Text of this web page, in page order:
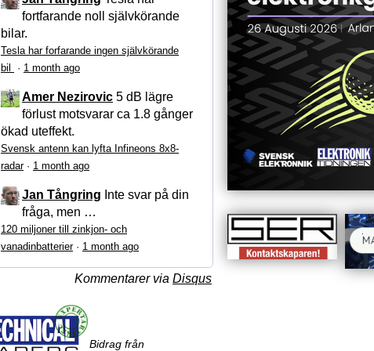
fortfarande noll självkörande
bilar.
Tesla har forfarande ingen självkörande
bil
· 1 month ago
Amer Nezirovic 5 dB lägre
förlust motsvarar ca 1.8 gånger
ökad uteffekt.
Svensk antenn kan lyfta Infineons 8x8-
radar· 1 month ago
Jan Tångring Inte svar på din
fråga, men …
120 miljoner till zinkjon- och
vanadinbatterier· 1 month ago
Kommentarer via Disqus
Bidrag från